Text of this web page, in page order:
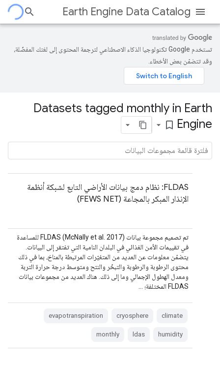
Earth Engine Data Catalog
تستخدم Google تكنولوجيا الذكاء الاصطناعي لترجمة المحتوى إلى لغتك المفضّلة،
وقد تتضمّن بعض الأخطاء.
Datasets tagged monthly in Earth
Engine
bookmark_border
FLDAS: نظام دمج بيانات الأراضي التابع لشبكة أنظمة
الإنذار المبكر بالمجاعة (FEWS NET)
تم تصميم مجموعة بيانات FLDAS (McNally et al. 2017) للمساعدة
في تقييمات الأمن الغذائي في البلدان النامية التي تفتقر إلى البيانات.
يتضمّن معلومات عن العديد من المتغيّرات المرتبطة بالمناخ، بما في ذلك
محتوى الرطوبة والرطوبة والتبخّر والنتح ومتوسط درجة حرارة التربة
ومعدل الهطول الإجمالي وما إلى ذلك. هناك العديد من مجموعات بيانات
FLDAS المختلفة؛ …
climate
cryosphere
evapotranspiration
humidity
ldas
monthly